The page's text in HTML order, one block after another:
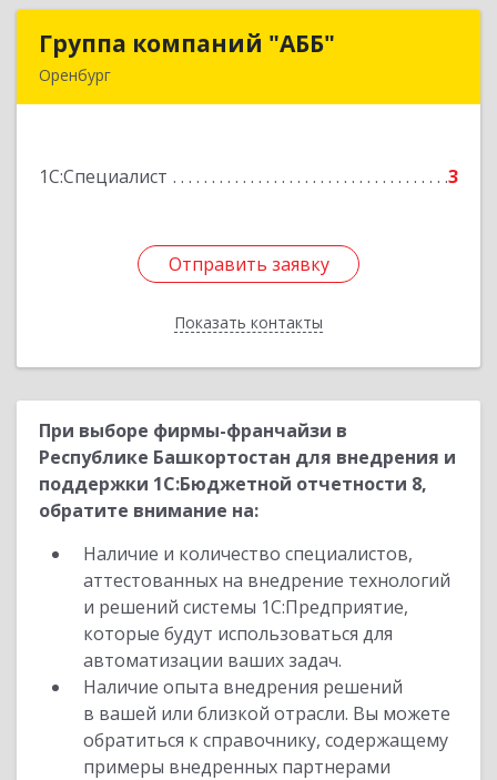
Группа компаний "АББ"
Оренбург
1С:Специалист 3
Отправить заявку
Показать контакты
Группа компаний "АББ"
Подробнее
Отправить заявку
Назад
При выборе фирмы-франчайзи в
Республике Башкортостан для внедрения и
поддержки 1С:Бюджетной отчетности 8,
обратите внимание на:
Наличие и количество специалистов,
аттестованных на внедрение технологий
и решений системы 1С:Предприятие,
которые будут использоваться для
автоматизации ваших задач.
Наличие опыта внедрения решений
в вашей или близкой отрасли. Вы можете
обратиться к справочнику, содержащему
примеры внедренных партнерами